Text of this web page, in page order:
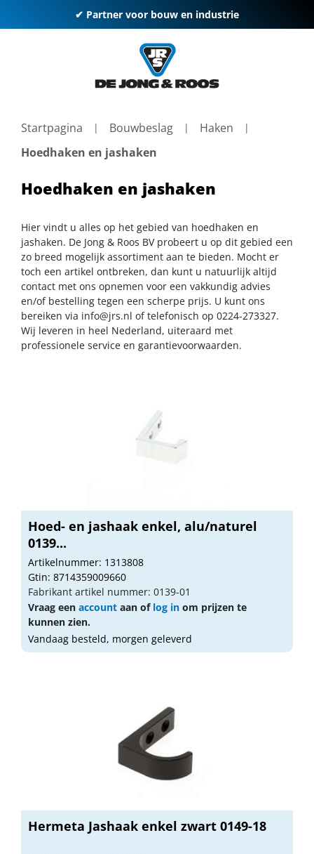
✔ Partner voor bouw en industrie
Startpagina Bouwbeslag
Haken
Hoedhaken en jashaken
Hoedhaken en jashaken
Hier vindt u alles op het gebied van hoedhaken en
jashaken. De Jong & Roos BV probeert u op dit gebied een
zo breed mogelijk assortiment aan te bieden. Mocht er
toch een artikel ontbreken, dan kunt u natuurlijk altijd
contact met ons opnemen voor een vakkundig advies
en/of bestelling tegen een scherpe prijs. U kunt ons
bereiken via info@jrs.nl of telefonisch op 0224-273327.
Wij leveren in heel Nederland, uiteraard met
professionele service en garantievoorwaarden.
Hoed- en jashaak enkel, alu/naturel
0139...
Artikelnummer: 1313808
Gtin: 8714359009660
Fabrikant artikel nummer: 0139-01
Vraag een account aan of log in om prijzen te
kunnen zien.
Vandaag besteld, morgen geleverd
Hermeta Jashaak enkel zwart 0149-18